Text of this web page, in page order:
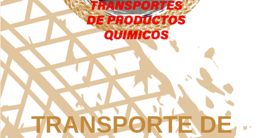
TRANSPORTE DE